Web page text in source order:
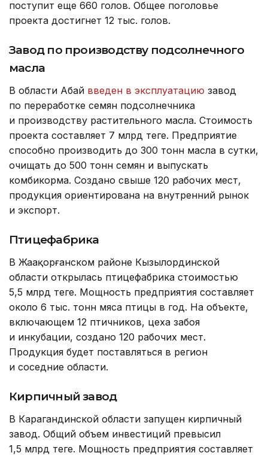
поступит еще 660 голов. Общее поголовье
проекта достигнет 12 тыс. голов.
Завод по производству подсолнечного
масла
В области Абай введен в эксплуатацию завод
по переработке семян подсолнечника
и производству растительного масла. Стоимость
проекта составляет 7 млрд теңге. Предприятие
способно производить до 300 тонн масла в сутки,
очищать до 500 тонн семян и выпускать
комбикорма. Создано свыше 120 рабочих мест,
продукция ориентирована на внутренний рынок
и экспорт.
Птицефабрика
В Жаңақорғанском районе Кызылординской
области открылась птицефабрика стоимостью
5,5 млрд теңге. Мощность предприятия составляет
около 6 тыс. тонн мяса птицы в год. На объекте,
включающем 12 птичников, цеха забоя
и инкубации, создано 120 рабочих мест.
Продукция будет поставляться в регион
и соседние области.
Кирпичный завод
В Карагандинской области запущен кирпичный
завод. Общий объем инвестиций превысил
1,5 млрд теңге. Мощность предприятия составляет